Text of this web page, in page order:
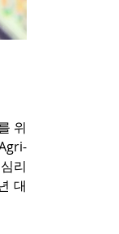
위
리
대